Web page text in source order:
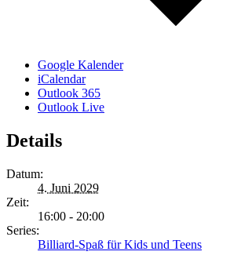
Google Kalender
iCalendar
Outlook 365
Outlook Live
Details
Datum:
4. Juni 2029
Zeit:
16:00 - 20:00
Series:
Billiard-Spaß für Kids und Teens